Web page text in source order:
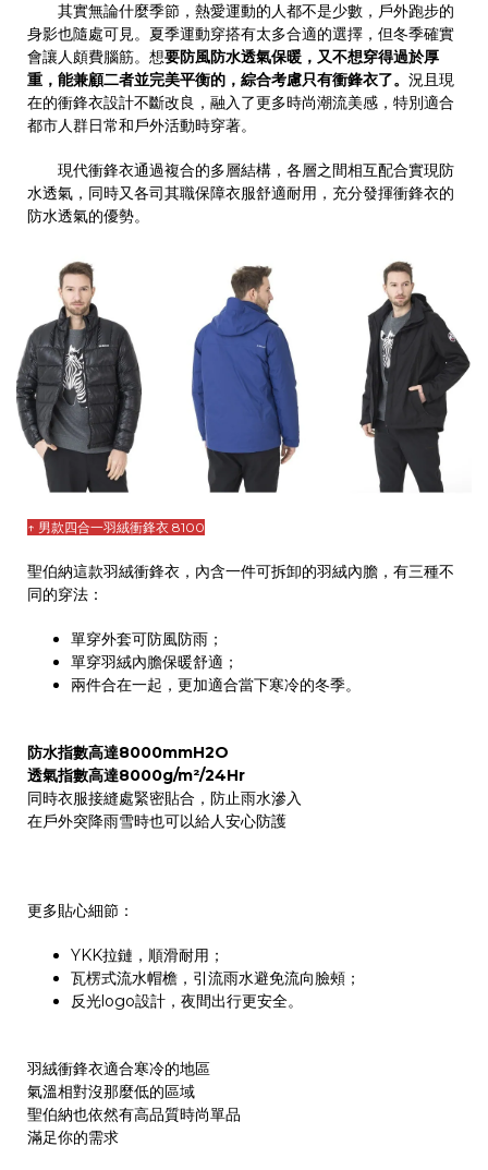
其實無論什麼季節，熱愛運動的人都不是少數，戶外跑步的
身影也隨處可見。夏季運動穿搭有太多合適的選擇，但冬季確實
會讓人頗費腦筋。想要防風防水透氣保暖，又不想穿得過於厚
重，能兼顧二者並完美平衡的，綜合考慮只有衝鋒衣了。 況且現
在的衝鋒衣設計不斷改良，融入了更多時尚潮流美感，特別適合
都市人群日常和戶外活動時穿著。
現代衝鋒衣通過複合的多層結構，各層之間相互配合實現防
水透氣，同時又各司其職保障衣服舒適耐用，充分發揮衝鋒衣的
防水透氣的優勢。
↑ 男款四合一羽絨衝鋒衣 8100
聖伯納這款羽絨衝鋒衣，內含一件可拆卸的羽絨內膽，有三種不
同的穿法：
單穿外套可防風防雨；
單穿羽絨內膽保暖舒適；
兩件合在一起，更加適合當下寒冷的冬季。
防水指數高達8000mmH2O
透氣指數高達8000g/m²/24Hr
同時衣服接縫處緊密貼合，防止雨水滲入
在戶外突降雨雪時也可以給人安心防護
更多貼心細節：
YKK拉鏈，順滑耐用；
瓦楞式流水帽檐，引流雨水避免流向臉頰；
反光logo設計，夜間出行更安全。
羽絨衝鋒衣適合寒冷的地區
氣溫相對沒那麼低的區域
聖伯納也依然有高品質時尚單品
滿足你的需求